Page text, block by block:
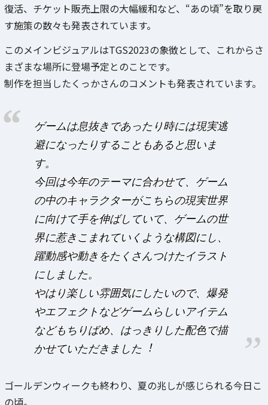
復活、チケット販売上限の大幅緩和など、“あの頃”を取り戻
す施策の数々も発表されています。
このメインビジュアルはTGS2023の象徴として、これからさ
まざまな場所に登場予定とのことです。
制作を担当したくっかさんのコメントも発表されています。
ゲームは息抜きであったり時には現実逃
避になったりすることもあると思いま
す。
今回は今年のテーマに合わせて、ゲーム
の中のキャラクターがこちらの現実世界
に向けて手を伸ばしていて、ゲームの世
界に惹きこまれていくような構図にし、
躍動感や動きをたくさんつけたイラスト
にしました。
やはり楽しい雰囲気にしたいので、爆発
やエフェクトなどゲームらしいアイテム
などもちりばめ、はっきりした配色で描
かせていただきました︕
ゴールデンウィークも終わり、夏の兆しが感じられる今日こ
の頃。